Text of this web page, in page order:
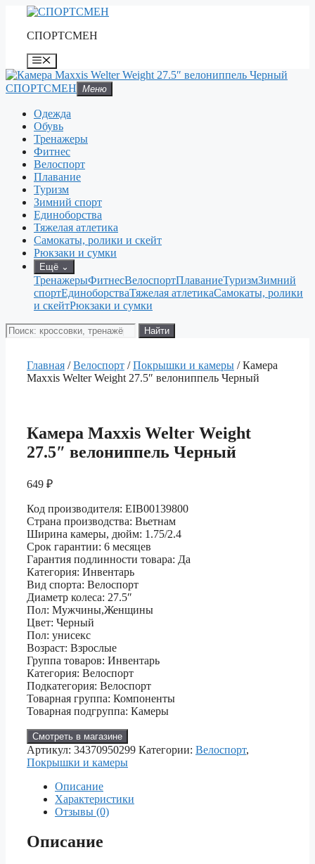
Перейти
содержимому
СПОРТСМЕН
Меню
СПОРТСМЕН Меню
Одежда
Обувь
Тренажеры
Фитнес
Велоспорт
Плавание
Туризм
Зимний спорт
Единоборства
Тяжелая атлетика
Самокаты, ролики и скейт
Рюкзаки и сумки
Ещё ⌄
ТренажерыФитнесВелоспортПлаваниеТуризмЗимний
спортЕдиноборстваТяжелая атлетикаСамокаты, ролики
и скейтРюкзаки и сумки
Поиск
товаров
Найти
Главная /Велоспорт /Покрышки и камеры / Камера
Maxxis Welter Weight 27.5″ велониппель Черный
Камера Maxxis Welter Weight
27.5″ велониппель Черный
649 ₽
Код производителя: EIB00139800
Страна производства: Вьетнам
Ширина камеры, дюйм: 1.75/2.4
Срок гарантии: 6 месяцев
Гарантия подлинности товара: Да
Категория: Инвентарь
Вид спорта: Велоспорт
Диаметр колеса: 27.5″
Пол: Мужчины,Женщины
Цвет: Черный
Пол: унисекс
Возраст: Взрослые
Группа товаров: Инвентарь
Категория: Велоспорт
Подкатегория: Велоспорт
Товарная группа: Компоненты
Товарная подгруппа: Камеры
Смотреть в магазине
Артикул: 34370950299 Категории: Велоспорт,
Покрышки и камеры
Описание
Характеристики
Отзывы (0)
Описание